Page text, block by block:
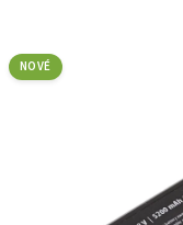
NOVÉ